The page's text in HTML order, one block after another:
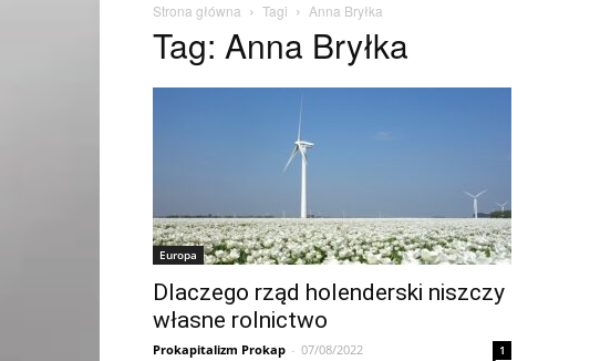
Strona główna Tagi Anna Bryłka
Tag: Anna Bryłka
Europa
Dlaczego rząd holenderski niszczy
własne rolnictwo
Prokapitalizm Prokap - 07/08/2022 1